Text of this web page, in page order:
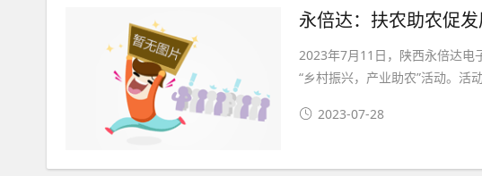
永倍达：扶农助农促
2023年7月11日，陕西永倍达电
“乡村振兴，产业助农”活动。活
2023-07-28